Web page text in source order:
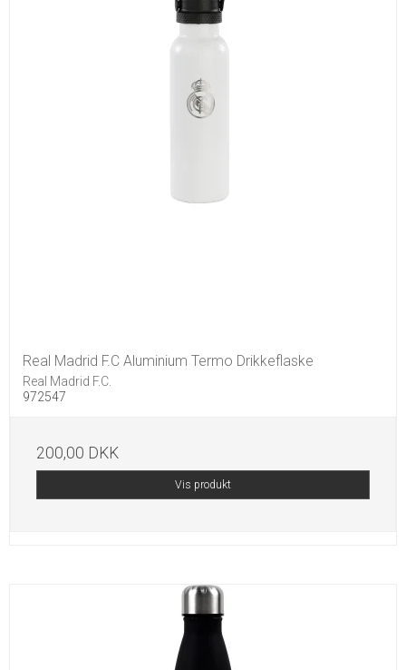
Real Madrid F.C Aluminium Termo Drikkeflaske
Real Madrid F.C.
972547
200,00 DKK
Vis produkt